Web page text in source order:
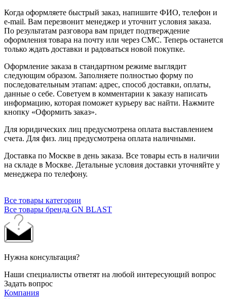
Когда оформляете быстрый заказ, напишите ФИО, телефон и
e-mail. Вам перезвонит менеджер и уточнит условия заказа.
По результатам разговора вам придет подтверждение
оформления товара на почту или через СМС. Теперь останется
только ждать доставки и радоваться новой покупке.
Оформление заказа в стандартном режиме выглядит
следующим образом. Заполняете полностью форму по
последовательным этапам: адрес, способ доставки, оплаты,
данные о себе. Советуем в комментарии к заказу написать
информацию, которая поможет курьеру вас найти. Нажмите
кнопку «Оформить заказ».
Для юридических лиц предусмотрена оплата выставлением
счета. Для физ. лиц предусмотрена оплата наличными.
Доставка по Москве в день заказа. Все товары есть в наличии
на складе в Москве. Детальные условия доставки уточняйте у
менеджера по телефону.
Все товары категории
Все товары бренда GN BLAST
Нужна консультация?
Наши специалисты ответят на любой интересующий вопрос
Задать вопрос
Компания